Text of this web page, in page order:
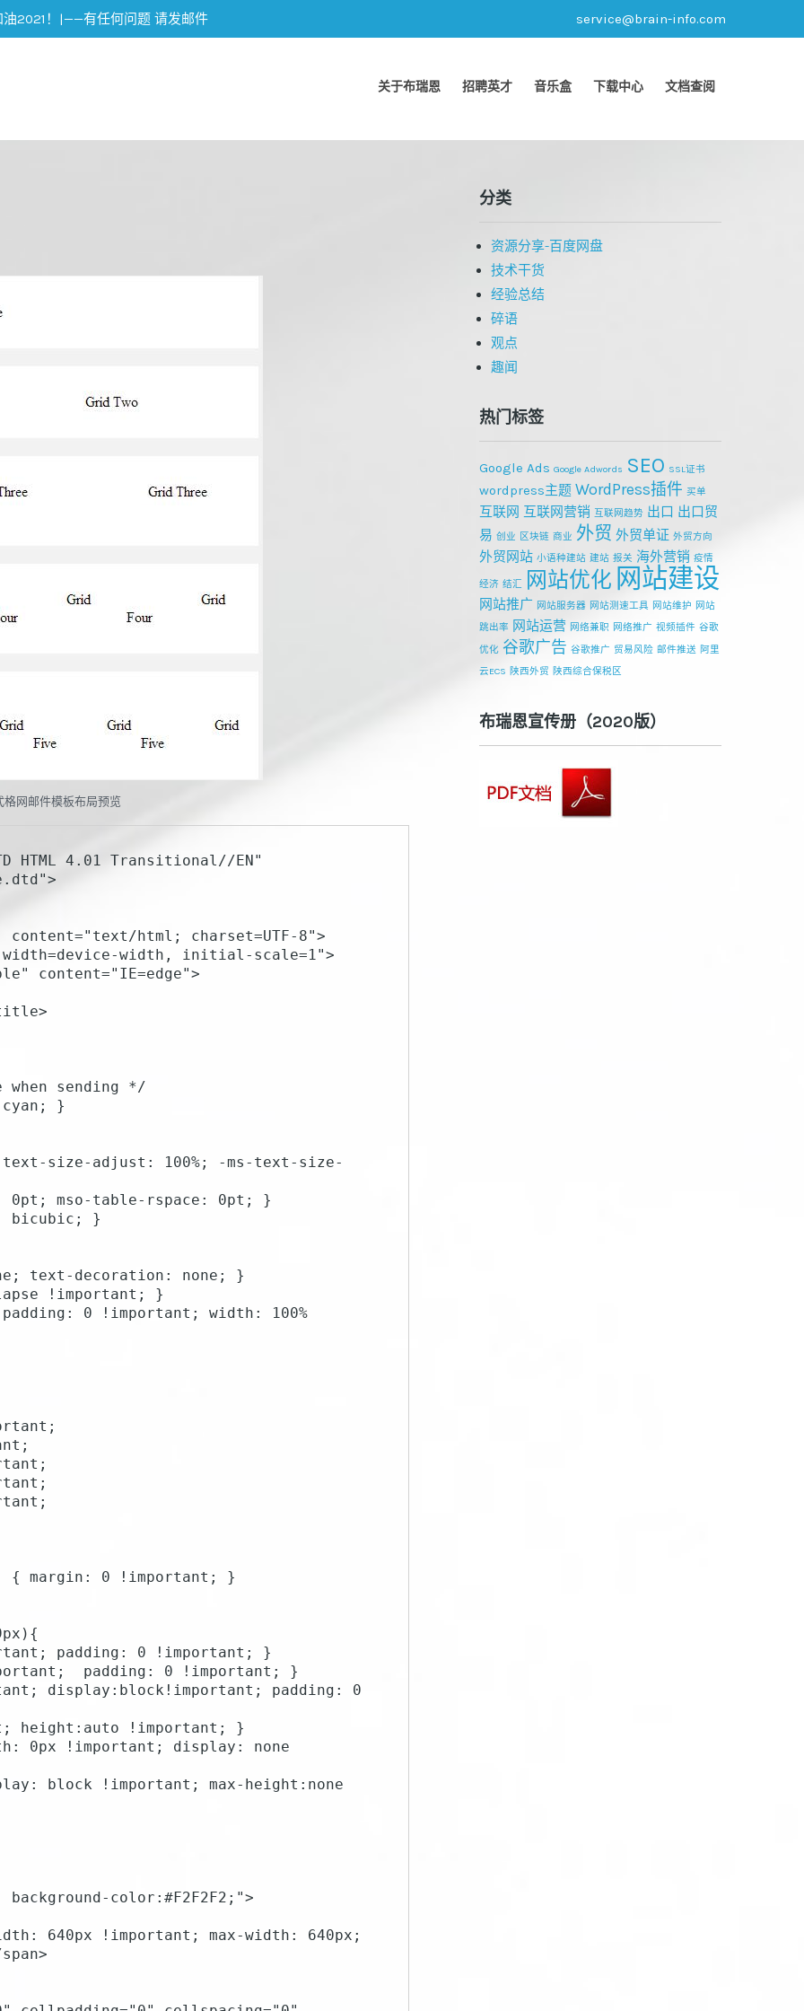
2021！|——有任何问题 请发邮件 service@brain-info.com
关于布瑞恩 招聘英才 音乐盒 下载中心 文档查阅
格网邮件模板布局预览
HTML 4.01 Transitional//EN"
color:#F2F2F2;">
分类
资源分享-百度网盘
技术干货
经验总结
碎语
观点
趣闻
热门标签
Google Ads Google Adwords SEO SSL证书
wordpress主题 WordPress插件 买单
互联网 互联网营销 互联网趋势 出口 出口贸
易 创业 区块链 商业 外贸 外贸单证 外贸方向
外贸网站 小语种建站 建站 报关 海外营销 疫情
经济 结汇 网站优化 网站建设
网站推广 网站服务器 网站测速工具 网站维护 网站
跳出率 网站运营 网络兼职 网络推广 视频插件 谷歌
优化 谷歌广告 谷歌推广 贸易风险 邮件推送 阿里
云ECS 陕西外贸 陕西综合保税区
布瑞恩宣传册（2020版）